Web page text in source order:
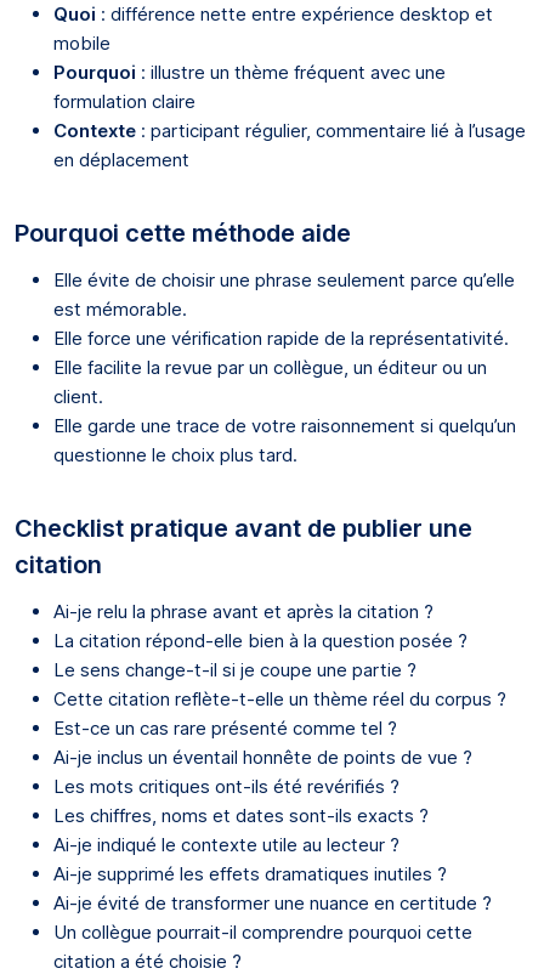
Quoi : différence nette entre expérience desktop et
mobile
Pourquoi : illustre un thème fréquent avec une
formulation claire
Contexte : participant régulier, commentaire lié à l’usage
en déplacement
Pourquoi cette méthode aide
Elle évite de choisir une phrase seulement parce qu’elle
est mémorable.
Elle force une vérification rapide de la représentativité.
Elle facilite la revue par un collègue, un éditeur ou un
client.
Elle garde une trace de votre raisonnement si quelqu’un
questionne le choix plus tard.
Checklist pratique avant de publier une
citation
Ai-je relu la phrase avant et après la citation ?
La citation répond-elle bien à la question posée ?
Le sens change-t-il si je coupe une partie ?
Cette citation reflète-t-elle un thème réel du corpus ?
Est-ce un cas rare présenté comme tel ?
Ai-je inclus un éventail honnête de points de vue ?
Les mots critiques ont-ils été revérifiés ?
Les chiffres, noms et dates sont-ils exacts ?
Ai-je indiqué le contexte utile au lecteur ?
Ai-je supprimé les effets dramatiques inutiles ?
Ai-je évité de transformer une nuance en certitude ?
Un collègue pourrait-il comprendre pourquoi cette
citation a été choisie ?